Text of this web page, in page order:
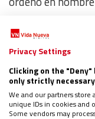
En el mismo
de Romero, el
palabras
de los derechos
gestos de
Privacy Settings
Clicking on the
only strictly
We and our partners store
unique IDs in cookies and
Some vendors may